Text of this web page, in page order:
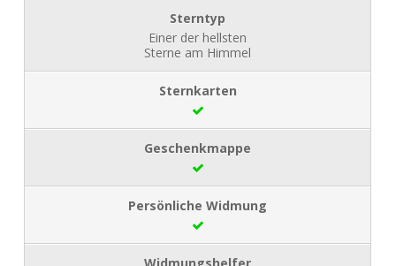
Einer der hellsten
Sterne am Himmel